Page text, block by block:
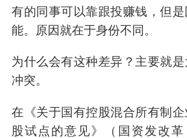
有的同事可以靠跟投赚钱，但
能。原因就在于身份不同。
为什么会有这种差异？主要就
冲突。
在《关于国有控股混合所有制
股试点的意见》（国资发改革